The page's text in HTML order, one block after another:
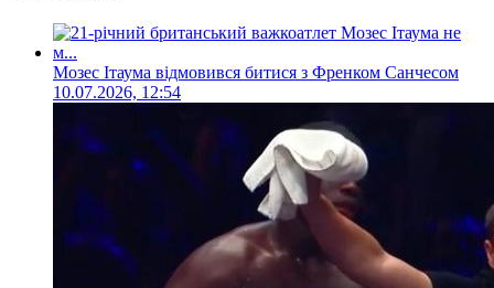
Мозес Ітаума відмовився битися з Френком Санчесом
10.07.2026, 12:54